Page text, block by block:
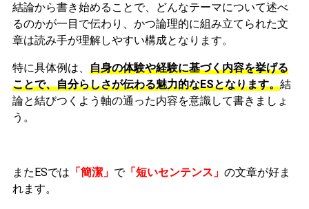
結論から書き始めることで、どんなテーマについて述べ
るのかが一目で伝わり、かつ論理的に組み立てられた文
章は読み手が理解しやすい構成となります。
特に具体例は、 自身の体験や経験に基づく内容を挙げる
ことで、自分らしさが伝わる魅力的なESとなります。結
論と結びつくよう軸の通った内容を意識して書きましょ
う。
またESでは 「簡潔」 で「短いセンテンス」 の文章が好ま
れます。